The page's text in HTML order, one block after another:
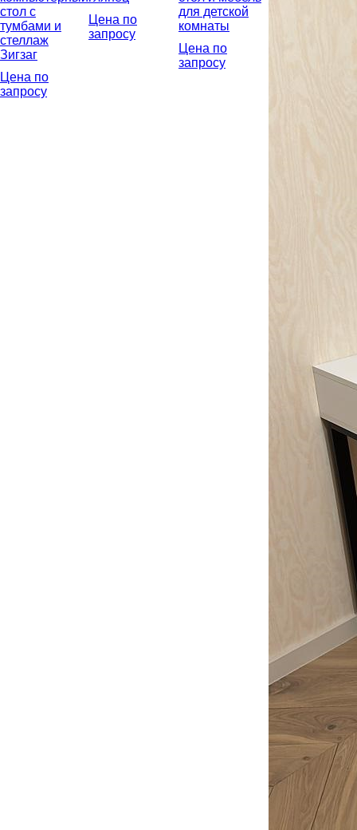
стол с
тумбами и
стеллаж
Зигзаг
Цена по
запросу
Цена по
запросу
для детской
комнаты
Цена по
запросу